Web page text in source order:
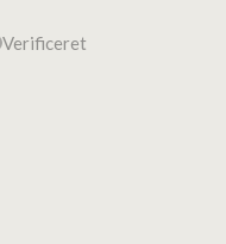
Verificeret